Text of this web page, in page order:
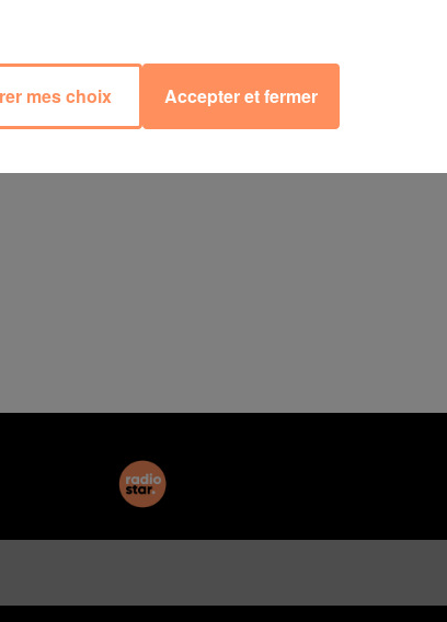
mes choix Accepter et fermer